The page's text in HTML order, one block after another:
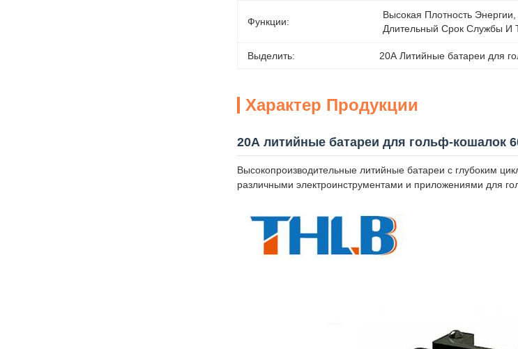
Функции:
Высокая Плотность Энергии,
Длительный Срок Службы И
Выделить: 20А Литийные батареи для
Характер Продукции
20А литийные батареи для гольф-кошалок
Высокопроизводительные литийные батареи с глубоким
различными электроинструментами и приложениями для